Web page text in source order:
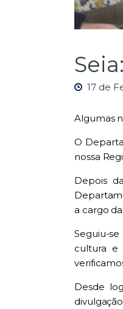
17 de
Algumas
O
nossa
Depois
a cargo
Seguiu-
cultura e
Desde